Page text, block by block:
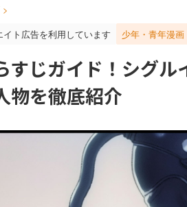
>
ト広告を利用しています
少年・青年漫画
すじガイド！シグ
物を徹底紹介